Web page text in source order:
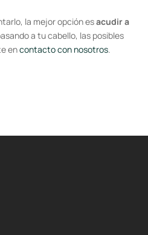
la mejor opción esacudir a
a tu cabello, las posibles
encontacto con nosotros.